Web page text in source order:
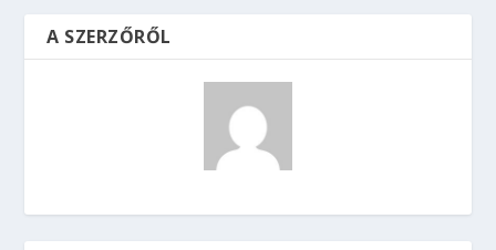
A SZERZŐRŐL